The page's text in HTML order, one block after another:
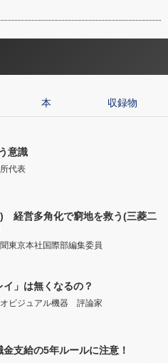
本 収録物
意識
代表
経営多角化で窮地を救う(三菱二
東京本社国際部編集委員
」は無くなるの？
ビジュアル機器 評論家
支給の5年ルールに注意！